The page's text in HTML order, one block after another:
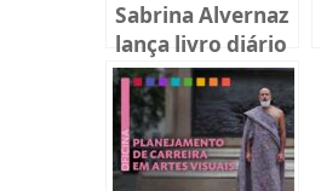
Sabrina Alvernaz
lança livro diário
sobre
reprodução
humana em
Florianópolis